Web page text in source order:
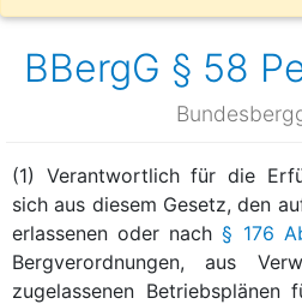
BBergG § 58
(1) Verantwortlich für die
sich aus diesem Gesetz, den
erlassenen oder nach§ 176
Bergverordnungen, aus
zugelassenen Betriebsplänen